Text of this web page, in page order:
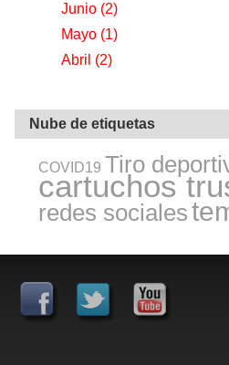
Junio (2)
Mayo (1)
Abril (2)
Nube de etiquetas
COVID19 Tiro
cartuchos
redes sociales